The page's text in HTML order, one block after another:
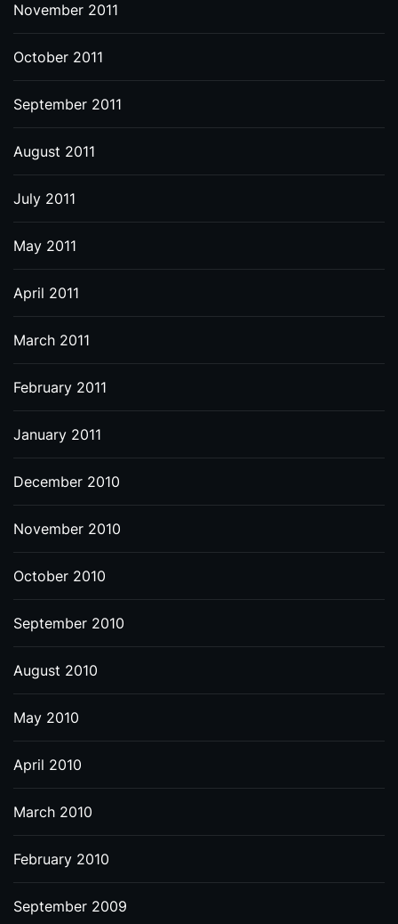
November 2011
October 2011
September 2011
August 2011
July 2011
May 2011
April 2011
March 2011
February 2011
January 2011
December 2010
November 2010
October 2010
September 2010
August 2010
May 2010
April 2010
March 2010
February 2010
September 2009